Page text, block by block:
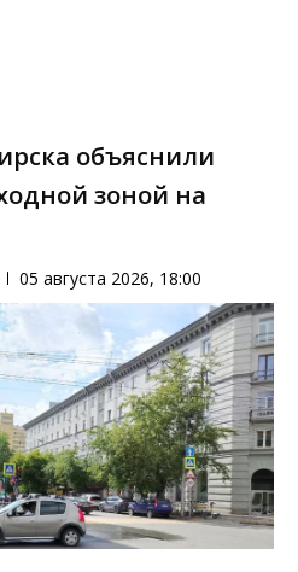
объяснили
зоной на
05 августа 2026, 18:00